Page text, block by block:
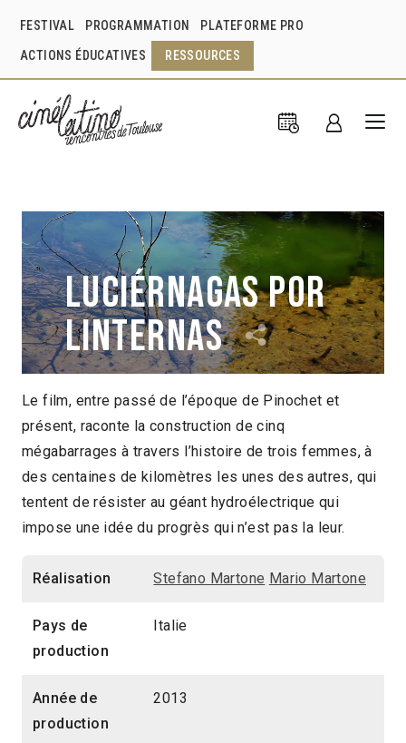
FESTIVAL PROGRAMMATION PLATEFORME PRO
ACTIONS ÉDUCATIVES RESSOURCES
Luciérnagas por
linternas
Stefano Martone Mario Martone Italie
2013
44min
2014 > Panorama des associations
2014 > Panorama Documentaire
Le film, entre passé de l’époque de Pinochet et
présent, raconte la construction de cinq
mégabarrages à travers l’histoire de trois femmes, à
des centaines de kilomètres les unes des autres, qui
tentent de résister au géant hydroélectrique qui
impose une idée du progrès qui n’est pas la leur.
Réalisation Stefano Martone Mario Martone
Pays de
production
Italie
Année de
production
2013